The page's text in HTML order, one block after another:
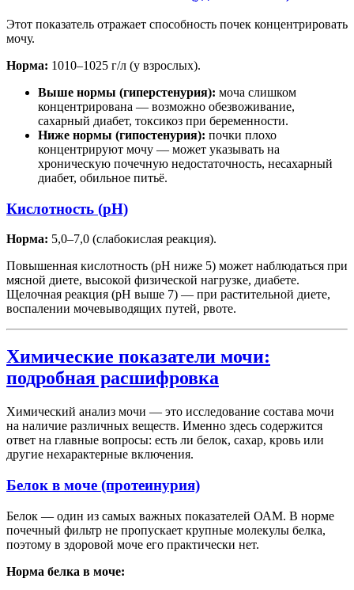
Этот показатель отражает способность почек концентрировать
мочу.
Норма: 1010–1025 г/л (у взрослых).
Выше нормы (гиперстенурия): моча слишком
концентрирована — возможно обезвоживание,
сахарный диабет, токсикоз при беременности.
Ниже нормы (гипостенурия): почки плохо
концентрируют мочу — может указывать на
хроническую почечную недостаточность, несахарный
диабет, обильное питьё.
Кислотность (pH)
Норма: 5,0–7,0 (слабокислая реакция).
Повышенная кислотность (pH ниже 5) может наблюдаться при
мясной диете, высокой физической нагрузке, диабете.
Щелочная реакция (pH выше 7) — при растительной диете,
воспалении мочевыводящих путей, рвоте.
Химические показатели мочи:
подробная расшифровка
Химический анализ мочи — это исследование состава мочи
на наличие различных веществ. Именно здесь содержится
ответ на главные вопросы: есть ли белок, сахар, кровь или
другие нехарактерные включения.
Белок в моче (протеинурия)
Белок — один из самых важных показателей ОАМ. В норме
почечный фильтр не пропускает крупные молекулы белка,
поэтому в здоровой моче его практически нет.
Норма белка в моче: